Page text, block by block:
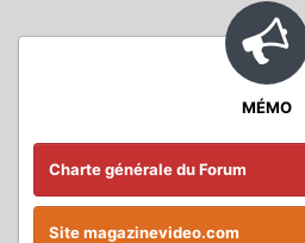
MÉMO
Charte générale du Forum
Site magazinevideo.com